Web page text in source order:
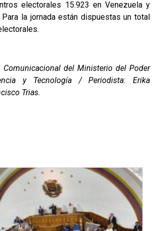
electorales 15.923 en Venezuela y
la jornada están dispuestas un total
Comunicacional del Ministerio del Poder
y Tecnología / Periodista: Erika
Trias.